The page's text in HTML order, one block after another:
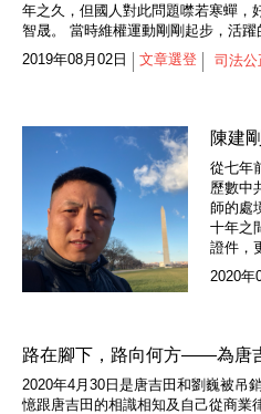
年之久，但國人對此問題噤若寒蟬，
智晟。 當時維權運動剛剛起步，活
2019年08月02日
文章選登 司法公
陳建
從七年
歷數中
師的處
十年之
證件，
2020年
路在腳下，路向何方——為唐
2020年4月30日是唐吉田和劉巍被吊
憶跟唐吉田的相識相知及自己從商業